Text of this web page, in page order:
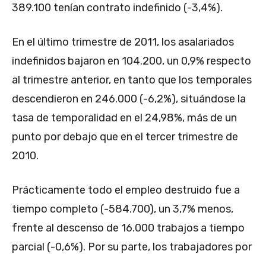
389.100 tenían contrato indefinido (-3,4%).
En el último trimestre de 2011, los asalariados
indefinidos bajaron en 104.200, un 0,9% respecto
al trimestre anterior, en tanto que los temporales
descendieron en 246.000 (-6,2%), situándose la
tasa de temporalidad en el 24,98%, más de un
punto por debajo que en el tercer trimestre de
2010.
Prácticamente todo el empleo destruido fue a
tiempo completo (-584.700), un 3,7% menos,
frente al descenso de 16.000 trabajos a tiempo
parcial (-0,6%). Por su parte, los trabajadores por